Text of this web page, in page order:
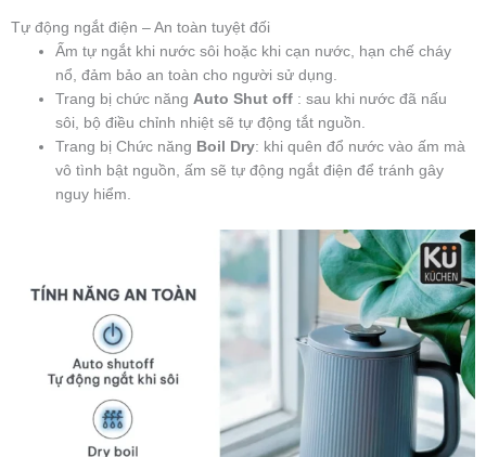
Tự động ngắt điện – An toàn tuyệt đối
Ấm tự ngắt khi nước sôi hoặc khi cạn nước, hạn chế cháy
nổ, đảm bảo an toàn cho người sử dụng.
Trang bị chức năngAuto Shut off : sau khi nước đã nấu
sôi, bộ điều chỉnh nhiệt sẽ tự động tắt nguồn.
Trang bị Chức năng Boil Dry: khi quên đổ nước vào ấm mà
vô tình bật nguồn, ấm sẽ tự động ngắt điện để tránh gây
nguy hiểm.